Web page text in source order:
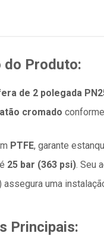
do Produto:
de 2 polegada
cromado
PTFE, garante
25 bar (363 psi). Seu
assegura uma
Principais: